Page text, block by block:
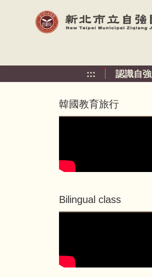
容
::: 認識自強
:::
韓國教育旅行
Bilingual class